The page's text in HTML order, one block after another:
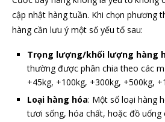
cập nhật hàng tuần. Khi chọn phương
hàng cần lưu ý một số yếu tố sau:
Trọng lượng/khối lượng hàng
thường được phân chia theo các
+45kg, +100kg, +300kg, +500kg,
Loại hàng hóa: Một số loại hàng
tươi sống, hóa chất, hoặc đồ uống